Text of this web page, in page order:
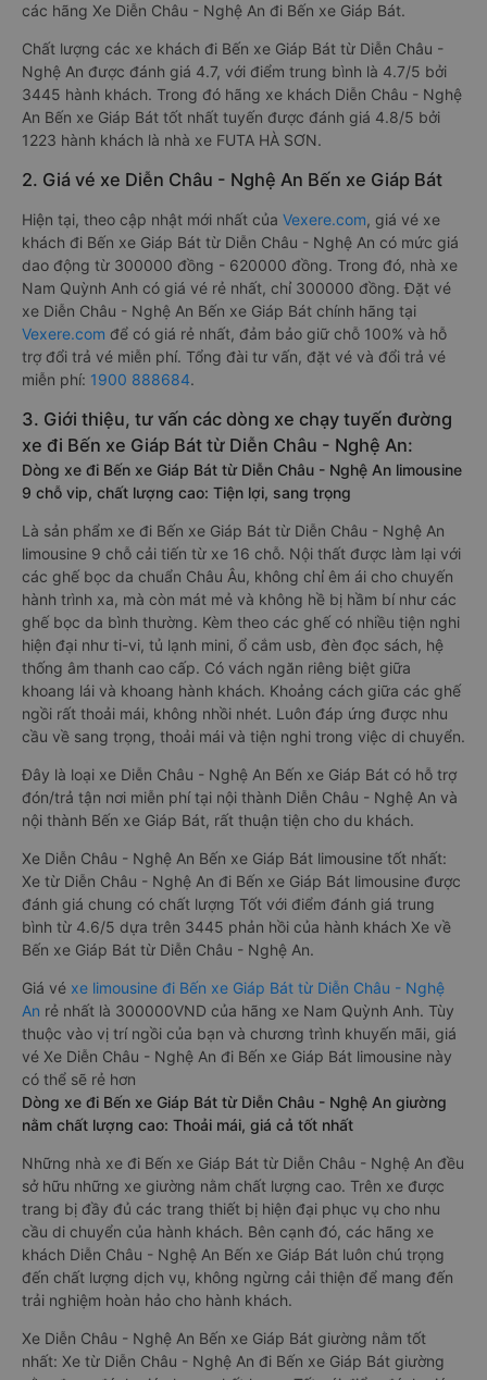
các hãng Xe Diễn Châu - Nghệ An đi Bến xe Giáp Bát.
Chất lượng các xe khách đi Bến xe Giáp Bát từ Diễn Châu -
Nghệ An được đánh giá 4.7, với điểm trung bình là 4.7/5 bởi
3445 hành khách. Trong đó hãng xe khách Diễn Châu - Nghệ
An Bến xe Giáp Bát tốt nhất tuyến được đánh giá 4.8/5 bởi
1223 hành khách là nhà xe FUTA HÀ SƠN.
2. Giá vé xe Diễn Châu - Nghệ An Bến xe Giáp Bát
Hiện tại, theo cập nhật mới nhất của Vexere.com, giá vé xe
khách đi Bến xe Giáp Bát từ Diễn Châu - Nghệ An có mức giá
dao động từ 300000 đồng - 620000 đồng. Trong đó, nhà xe
Nam Quỳnh Anh có giá vé rẻ nhất, chỉ 300000 đồng. Đặt vé
xe Diễn Châu - Nghệ An Bến xe Giáp Bát chính hãng tại
Vexere.com để có giá rẻ nhất, đảm bảo giữ chỗ 100% và hỗ
trợ đổi trả vé miễn phí. Tổng đài tư vấn, đặt vé và đổi trả vé
miễn phí: 1900 888684.
3. Giới thiệu, tư vấn các dòng xe chạy tuyến đường
xe đi Bến xe Giáp Bát từ Diễn Châu - Nghệ An:
Dòng xe đi Bến xe Giáp Bát từ Diễn Châu - Nghệ An limousine
9 chỗ vip, chất lượng cao: Tiện lợi, sang trọng
Là sản phẩm xe đi Bến xe Giáp Bát từ Diễn Châu - Nghệ An
limousine 9 chỗ cải tiến từ xe 16 chỗ. Nội thất được làm lại với
các ghế bọc da chuẩn Châu Âu, không chỉ êm ái cho chuyến
hành trình xa, mà còn mát mẻ và không hề bị hầm bí như các
ghế bọc da bình thường. Kèm theo các ghế có nhiều tiện nghi
hiện đại như ti-vi, tủ lạnh mini, ổ cắm usb, đèn đọc sách, hệ
thống âm thanh cao cấp. Có vách ngăn riêng biệt giữa
khoang lái và khoang hành khách. Khoảng cách giữa các ghế
ngồi rất thoải mái, không nhồi nhét. Luôn đáp ứng được nhu
cầu về sang trọng, thoải mái và tiện nghi trong việc di chuyển.
Đây là loại xe Diễn Châu - Nghệ An Bến xe Giáp Bát có hỗ trợ
đón/trả tận nơi miễn phí tại nội thành Diễn Châu - Nghệ An và
nội thành Bến xe Giáp Bát, rất thuận tiện cho du khách.
Xe Diễn Châu - Nghệ An Bến xe Giáp Bát limousine tốt nhất:
Xe từ Diễn Châu - Nghệ An đi Bến xe Giáp Bát limousine được
đánh giá chung có chất lượng Tốt với điểm đánh giá trung
bình từ 4.6/5 dựa trên 3445 phản hồi của hành khách Xe về
Bến xe Giáp Bát từ Diễn Châu - Nghệ An.
Giá vé xe limousine đi Bến xe Giáp Bát từ Diễn Châu - Nghệ
An rẻ nhất là 300000VND của hãng xe Nam Quỳnh Anh. Tùy
thuộc vào vị trí ngồi của bạn và chương trình khuyến mãi, giá
vé Xe Diễn Châu - Nghệ An đi Bến xe Giáp Bát limousine này
có thể sẽ rẻ hơn
Dòng xe đi Bến xe Giáp Bát từ Diễn Châu - Nghệ An giường
nằm chất lượng cao: Thoải mái, giá cả tốt nhất
Những nhà xe đi Bến xe Giáp Bát từ Diễn Châu - Nghệ An đều
sở hữu những xe giường nằm chất lượng cao. Trên xe được
trang bị đầy đủ các trang thiết bị hiện đại phục vụ cho nhu
cầu di chuyển của hành khách. Bên cạnh đó, các hãng xe
khách Diễn Châu - Nghệ An Bến xe Giáp Bát luôn chú trọng
đến chất lượng dịch vụ, không ngừng cải thiện để mang đến
trải nghiệm hoàn hảo cho hành khách.
Xe Diễn Châu - Nghệ An Bến xe Giáp Bát giường nằm tốt
nhất: Xe từ Diễn Châu - Nghệ An đi Bến xe Giáp Bát giường